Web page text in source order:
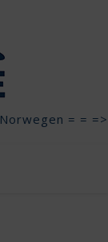
= = =>